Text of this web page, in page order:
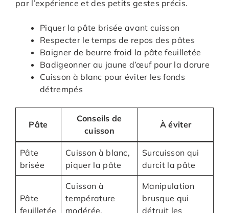
par l’expérience et des petits gestes précis.
Piquer la pâte brisée avant cuisson
Respecter le temps de repos des pâtes
Baigner de beurre froid la pâte feuilletée
Badigeonner au jaune d’œuf pour la dorure
Cuisson à blanc pour éviter les fonds
détrempés
Pâte
Conseils de
cuisson
À éviter
Pâte
brisée
Cuisson à blanc,
piquer la pâte
Surcuisson qui
durcit la pâte
Pâte
feuilletée
Cuisson à
température
modérée,
Manipulation
brusque qui
détruit les